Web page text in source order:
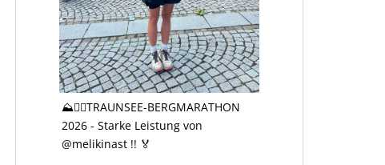
⛰️🏃‍♀️TRAUNSEE-BERGMARATHON
2026 - Starke Leistung von
@melikinast !! 🏅